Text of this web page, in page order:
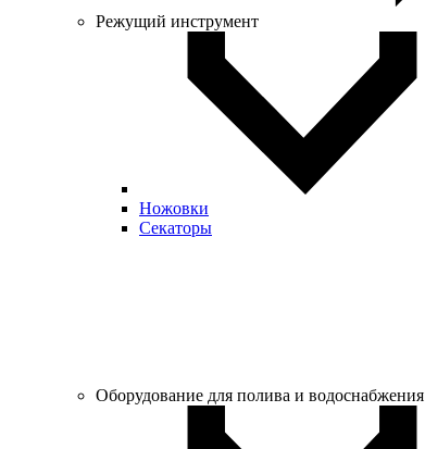
Режущий инструмент
Ножовки
Секаторы
Оборудование для полива и водоснабжения